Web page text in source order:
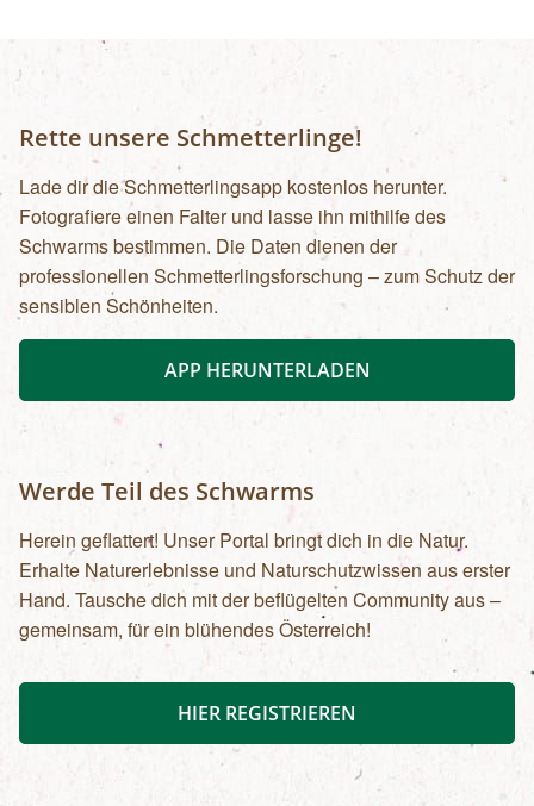
augenscheinlich, wie technisch perfekte Fotos
durch das gezielte Zusammenspiel von Bildidee,
Gestaltung und Kameratechnik entstehen!
Öffentliche Verkehrsmittel
Rette unsere Schmetterlinge!
Lade dir die Schmetterlingsapp kostenlos herunter.
Fotografiere einen Falter und lasse ihn mithilfe des
Schwarms bestimmen. Die Daten dienen der
professionellen Schmetterlingsforschung – zum Schutz der
sensiblen Schönheiten.
APP HERUNTERLADEN
Werde Teil des Schwarms
Herein geflattert! Unser Portal bringt dich in die Natur.
Erhalte Naturerlebnisse und Naturschutzwissen aus erster
Hand. Tausche dich mit der beflügelten Community aus –
gemeinsam, für ein blühendes Österreich!
HIER REGISTRIEREN